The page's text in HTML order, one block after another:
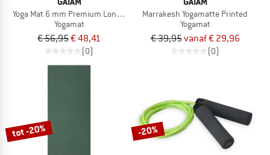
Yoga Mat 6 mm Premium Longer/Wider
Yogamat
€ 56,95€ 48,41
(0)
Marrakesh Yogamatte Printed
Yogamat
€ 39,95vanaf € 29,96
(0)
tot -20% -20%